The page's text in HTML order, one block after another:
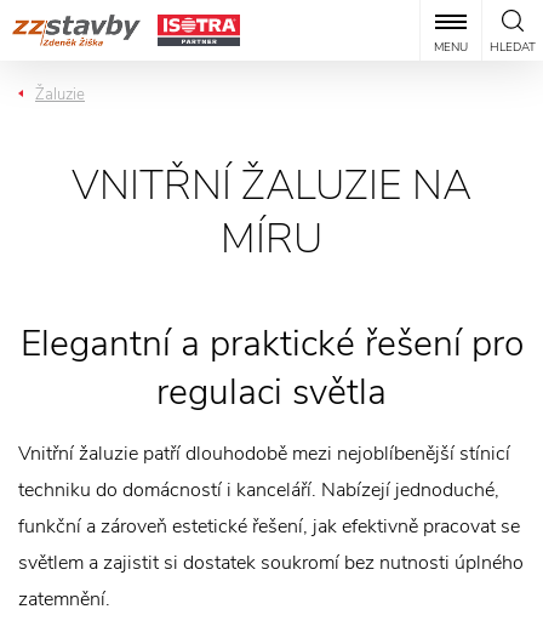
HLEDAT
MENU
Žaluzie
VNITŘNÍ ŽALUZIE NA
MÍRU
Elegantní a praktické řešení pro
regulaci světla
Vnitřní žaluzie patří dlouhodobě mezi nejoblíbenější stínicí
techniku do domácností i kanceláří. Nabízejí jednoduché,
funkční a zároveň estetické řešení, jak efektivně pracovat se
světlem a zajistit si dostatek soukromí bez nutnosti úplného
zatemnění.